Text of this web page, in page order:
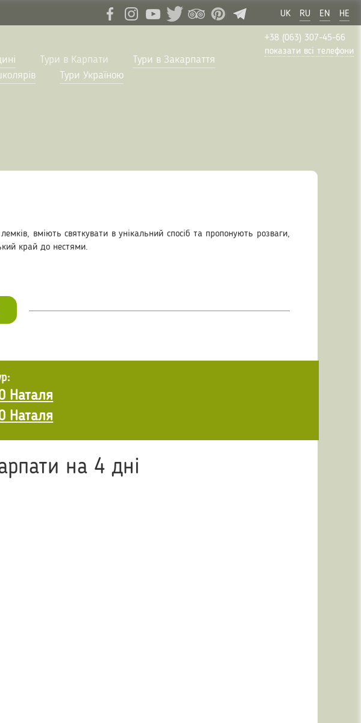
UK RU EN HE
+38 (063) 307-45-66
показати всі телефони
Тури в Карпати
Тури в Закарпаття
Тури Україною
вміють святкувати в унікальний спосіб та пропонують розваги,
край до нестями.
Наталя
Наталя
на 4 дні